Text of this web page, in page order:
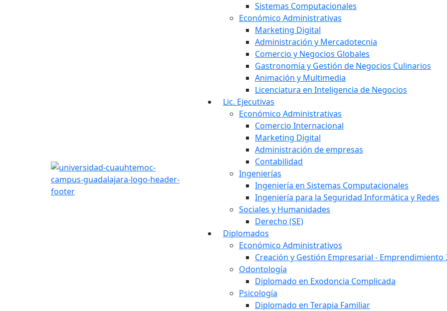
Sistemas Computacionales
Económico Administrativas
Marketing Digital
Administración y Mercadotecnia
Comercio y Negocios Globales
Gastronomía y Gestión de Negocios Culinarios
Animación y Multimedia
Licenciatura en Inteligencia de Negocios
Lic. Ejecutivas
Económico Administrativas
Comercio Internacional
Marketing Digital
Administración de empresas
Contabilidad
Ingenierías
Ingeniería en Sistemas Computacionales
Ingeniería para la Seguridad Informática y Redes
Sociales y Humanidades
Derecho (SE)
Diplomados
Económico Administrativos
Creación y Gestión Empresarial - Emprendimiento
Odontología
Diplomado en Exodoncia Complicada
Psicología
Diplomado en Terapia Familiar